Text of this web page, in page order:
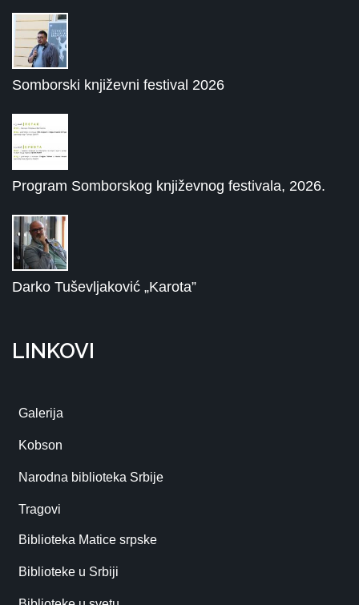
Somborski književni festival 2026
Program Somborskog književnog festivala, 2026.
Darko Tuševljaković „Karota”
LINKOVI
Galerija
Kobson
Narodna biblioteka Srbije
Tragovi
Biblioteka Matice srpske
Biblioteke u Srbiji